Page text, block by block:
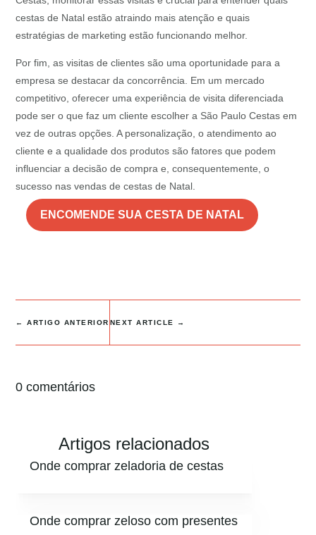
cestas de Natal estão atraindo mais atenção e quais
estratégias de marketing estão funcionando melhor.
Por fim, as visitas de clientes são uma oportunidade para a
empresa se destacar da concorrência. Em um mercado
competitivo, oferecer uma experiência de visita diferenciada
pode ser o que faz um cliente escolher a São Paulo Cestas em
vez de outras opções. A personalização, o atendimento ao
cliente e a qualidade dos produtos são fatores que podem
influenciar a decisão de compra e, consequentemente, o
sucesso nas vendas de cestas de Natal.
ENCOMENDE SUA CESTA DE NATAL
←ARTIGO ANTERIOR NEXT ARTICLE →
0 comentários
Artigos relacionados
Onde comprar zeladoria de cestas
Onde comprar zeloso com presentes